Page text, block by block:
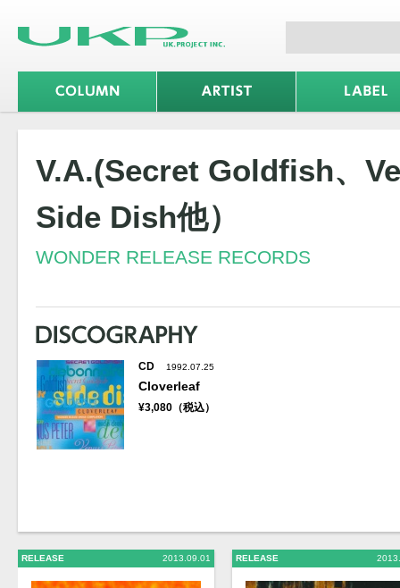
V.A.(Secret Goldfish、
Side Dish他）
WONDER RELEASE RECORDS
CD 1992.07.25
Cloverleaf
¥3,080（税込）
RELEASE 2013.09.01 RELEASE